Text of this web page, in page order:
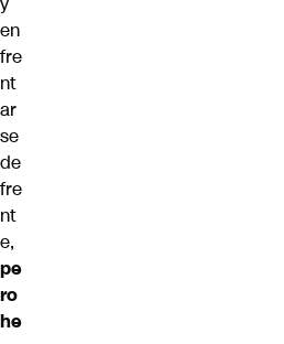
en
fre
nt
ar
se
de
fre
nt
e,
pe
ro
he